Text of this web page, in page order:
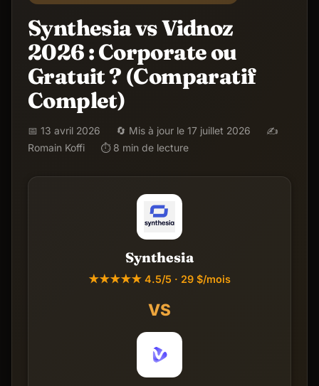
Synthesia vs Vidnoz
2026 : Corporate ou
Gratuit ? (Comparatif
Complet)
📅 13 avril 2026 🔄 Mis à jour le 17 juillet 2026
✍️
Romain Koffi
⏱ 8 min de lecture
Synthesia
★★★★★ 4.5/5 · 29 $/mois
VS